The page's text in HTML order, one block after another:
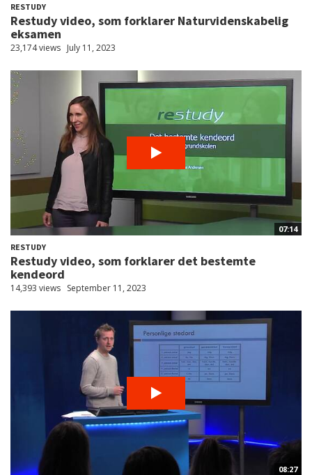
RESTUDY
Restudy video, som forklarer Naturvidenskabelig
eksamen
23,174 views July 11, 2023
07:14
RESTUDY
Restudy video, som forklarer det bestemte
kendeord
14,393 views September 11, 2023
08:27